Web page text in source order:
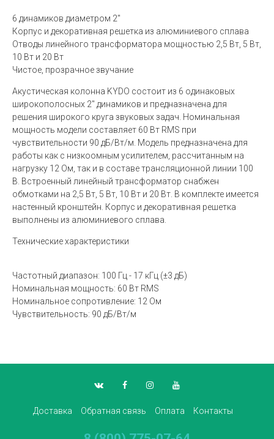
6 динамиков диаметром 2"
Корпус и декоративная решетка из алюминиевого сплава
Отводы линейного трансформатора мощностью 2,5 Вт, 5 Вт,
10 Вт и 20 Вт
Чистое, прозрачное звучание
Акустическая колонна KYDO состоит из 6 одинаковых
широкополосных 2" динамиков и предназначена для
решения широкого круга звуковых задач. Номинальная
мощность модели составляет 60 Вт RMS при
чувствительности 90 дБ/Вт/м. Модель предназначена для
работы как с низкоомным усилителем, рассчитанным на
нагрузку 12 Ом, так и в составе трансляционной линии 100
В. Встроенный линейный трансформатор снабжен
обмотками на 2,5 Вт, 5 Вт, 10 Вт и 20 Вт. В комплекте имеется
настенный кронштейн. Корпус и декоративная решетка
выполнены из алюминиевого сплава.
Технические характеристики
Частотный диапазон: 100 Гц - 17 кГц (±3 дБ)
Номинальная мощность: 60 Вт RMS
Номинальное сопротивление: 12 Ом
Чувствительность: 90 дБ/Вт/м
Доставка Обратная связь Оплата Контакты